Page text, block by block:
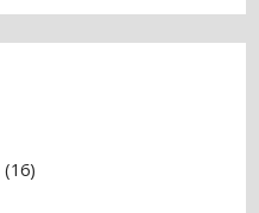
(16)